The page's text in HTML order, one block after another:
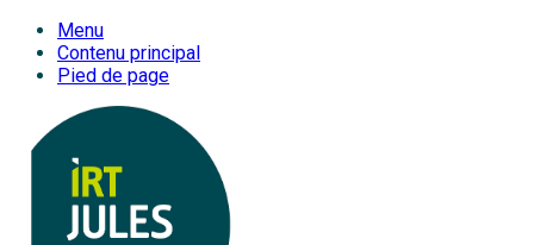
Menu
Contenu principal
Pied de page